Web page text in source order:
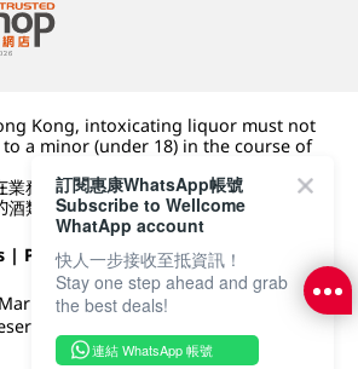
Kong, intoxicating liquor must not
a minor (under 18) in the course of
務過程中，向未成年人 (18 歲以下人士)
酒類。
| Privacy Policy|DFI Retail Group
Place. The Dairy Farm Company
訂閱惠康WhatsApp帳號
Subscribe to Wellcome
WhatApp account
快人一步接收至抵資訊！
Stay one step ahead and grab
the best deals!
連結 WhatsApp 帳號